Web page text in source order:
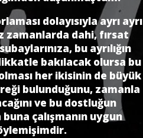
dolayısıyla ayrı ayrı
zamanlarda dahi, fırsat
bu ayrılığın
bakılacak olursa bu
her ikisinin de büyük
bulunduğunu, zamanla
ve bu dostluğun
çalışmanın uygun